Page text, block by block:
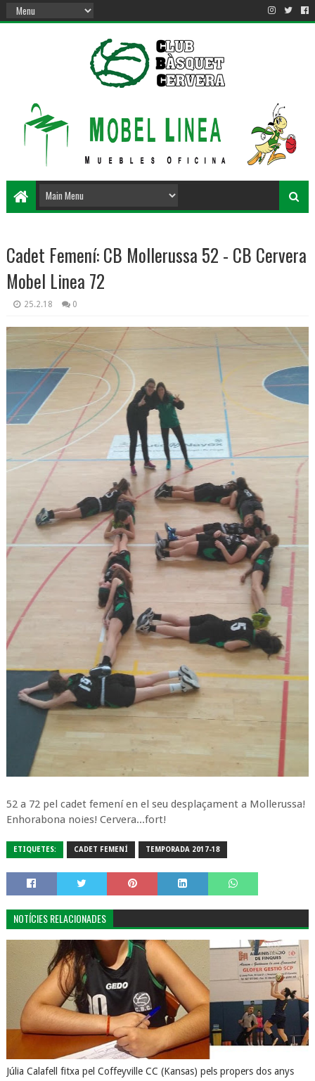
Cadet Femení: CB Mollerussa 52 - CB Cervera
Mobel Linea 72
25.2.18 0
52 a 72 pel cadet femení en el seu desplaçament a Mollerussa!
Enhorabona noies! Cervera...fort!
ETIQUETES: CADET FEMENÍ TEMPORADA 2017-18
NOTÍCIES RELACIONADES
Júlia Calafell fitxa pel Coffeyville CC (Kansas) pels propers dos anys